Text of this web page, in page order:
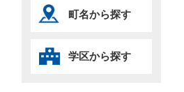
町名から探す
学区から探す